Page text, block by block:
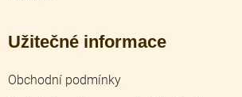
Užitečné informace
Obchodní podmínky